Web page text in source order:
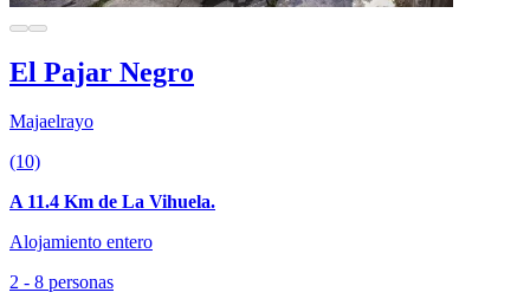
El Pajar Negro
Majaelrayo
(10)
A 11.4 Km de La Vihuela.
Alojamiento entero
2 - 8 personas